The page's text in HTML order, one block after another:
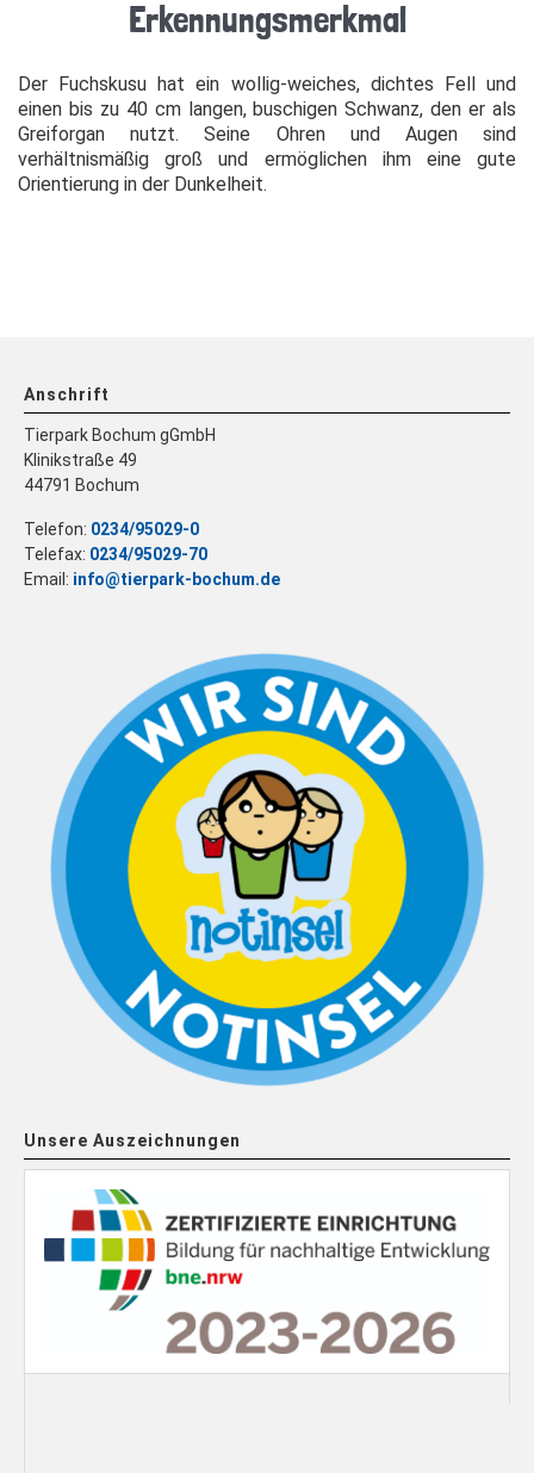
Erkennungsmerkmal
Der Fuchskusu hat ein wollig-weiches, dichtes Fell und
einen bis zu 40 cm langen, buschigen Schwanz, den er als
Greiforgan nutzt. Seine Ohren und Augen sind
verhältnismäßig groß und ermöglichen ihm eine gute
Orientierung in der Dunkelheit.
Anschrift
Tierpark Bochum gGmbH
Klinikstraße 49
44791 Bochum
Telefon: 0234/95029-0
Telefax: 0234/95029-70
Email: info@tierpark-bochum.de
Unsere Auszeichnungen